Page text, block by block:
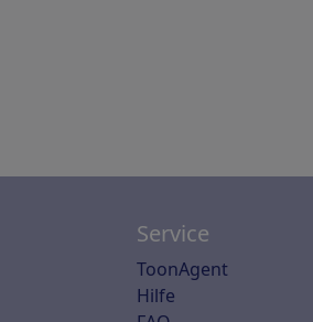
Service
ToonAgent
Hilfe